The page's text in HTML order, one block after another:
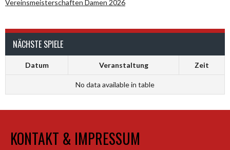
Vereinsmeisterschaften Damen 2026
NÄCHSTE SPIELE
Datum Veranstaltung Zeit
No data available in table
KONTAKT & IMPRESSUM